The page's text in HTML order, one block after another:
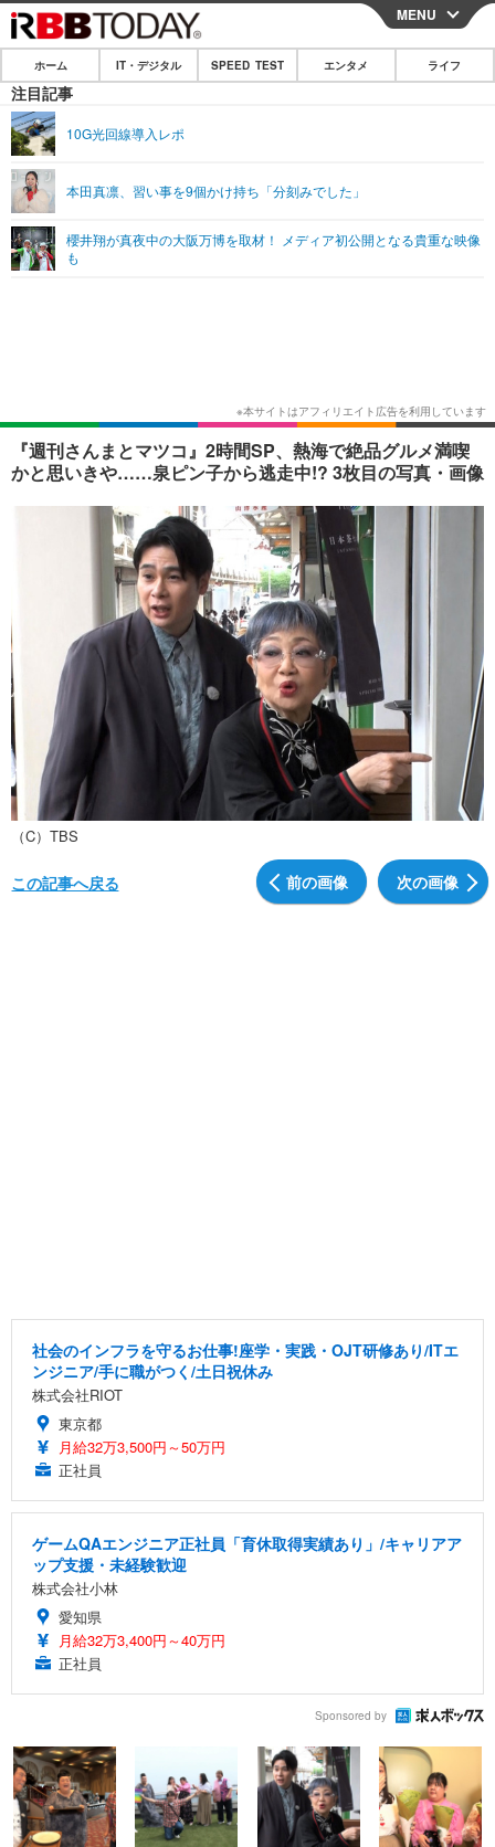
CLOSE
ホーム
IT・デジタル
ショッピング その他
SPEED TEST
エンタメ
ショッピング その他
ライフ
MENU
ホーム IT・デジタル SPEED TEST エンタメ ライフ
注目記事
10G光回線導入レポ
本田真凛、習い事を9個かけ持ち「分刻みでした」
櫻井翔が真夜中の大阪万博を取材！ メディア初公開となる貴重な映像
も
『週刊さんまとマツコ』2時間SP、熱海で絶品グルメ満喫
かと思いきや……泉ピン子から逃走中!? 3枚目の写真・画像
（C）TBS
前の画像 次の画像
この記事へ戻る
社会のインフラを守るお仕事!座学・実践・OJT研修あり/ITエ
ンジニア/手に職がつく/土日祝休み
株式会社RIOT
東京都
月給32万3,500円～50万円
正社員
ゲームQAエンジニア正社員「育休取得実績あり」/キャリアア
ップ支援・未経験歓迎
株式会社小林
愛知県
月給32万3,400円～40万円
正社員
Sponsored by